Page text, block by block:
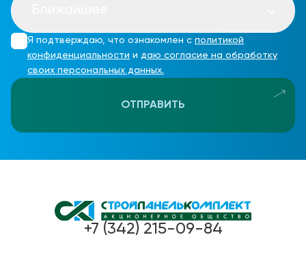
Я подтверждаю, что ознакомлен с политикой
конфиденциальности и даю согласие на обработку
своих персональных данных.
ОТПРАВИТЬ
+7 (342) 215-09-84